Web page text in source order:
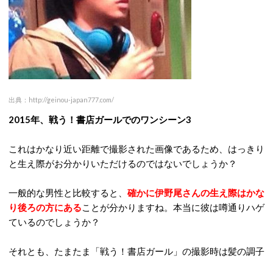
出典：http://geinou-japan777.com/
2015年、戦う！書店ガールでのワンシーン3
これはかなり近い距離で撮影された画像であるため、はっきり
と生え際がお分かりいただけるのではないでしょうか？
一般的な男性と比較すると、 確かに伊野尾さんの生え際はかな
り後ろの方にあることが分かりますね。本当に彼は噂通りハゲ
ているのでしょうか？
それとも、たまたま「戦う！書店ガール」の撮影時は髪の調子